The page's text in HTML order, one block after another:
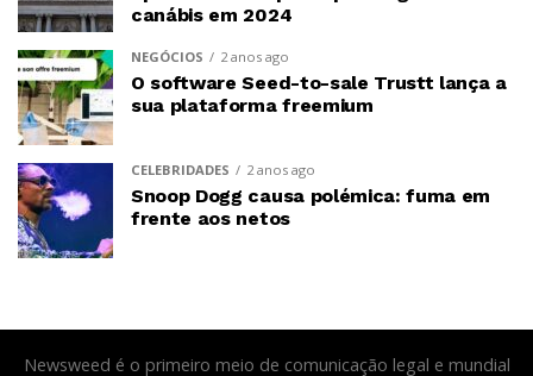
canábis em 2024
NEGÓCIOS 2 anos ago
O software Seed-to-sale Trustt lança a
sua plataforma freemium
CELEBRIDADES 2 anos ago
Snoop Dogg causa polémica: fuma em
frente aos netos
Newsweed é o primeiro meio de comunicação legal e mundial